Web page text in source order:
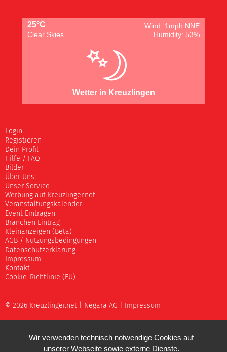
25°C
Wind: 1mph NNE
Clear Skies
Humidity: 53%
Wetter in Kreuzlingen
Login
Registieren
Dein Profil
Hilfe / FAQ
Bilder
Über Uns
Unser Service
Werbung auf Kreuzlinger.net
Veranstaltungskalender
Event Eintragen
Branchen Eintrag
Kleinanzeigen (Beta)
AGB / Nutzungsbedingungen
Datenschutzerklärung
Impressum
Kontakt
Cookie-Richtlinie (EU)
© 2026 Kreuzlinger.net | Negara AG Impressum
Wir verwenden technisch notwendige Cookies auf
unserer Webseite sowie externe Dienste.